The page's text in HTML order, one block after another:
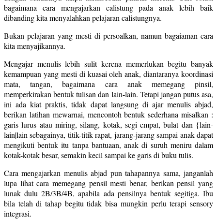
bagaimana cara mengajarkan calistung pada anak lebih baik
dibanding kita menyalahkan pelajaran calistungnya.
Bukan pelajaran yang mesti di persoalkan, namun bagaiaman cara
kita menyajikannya.
Mengajar menulis lebih sulit kerena memerlukan begitu banyak
kemampuan yang mesti di kuasai oleh anak, diantaranya koordinasi
mata, tangan, bagaimana cara anak memegang pinsil,
memperkirakan bentuk tulisan dan lain-lain. Tetapi jangan putus asa,
ini ada kiat praktis, tidak dapat langsung di ajar menulis abjad,
berikan latihan mewarnai, mencontoh bentuk sederhana misalkan :
garis lurus atau miring, silang, kotak, segi empat, bulat dan {lain-
lain|lain sebagainya, titik-titik rapat, jarang-jarang sampai anak dapat
mengikuti bentuk itu tanpa bantuaan, anak di suruh meniru dalam
kotak-kotak besar, semakin kecil sampai ke garis di buku tulis.
Cara mengajarkan menulis abjad pun tahapannya sama, janganlah
lupa lihat cara memegang pensil mesti benar, berikan pensil yang
lunak dulu 2B/3B/4B, apabila ada pensilnya bentuk segitiga. Ibu
bila telah di tahap begitu tidak bisa mungkin perlu terapi sensory
integrasi.